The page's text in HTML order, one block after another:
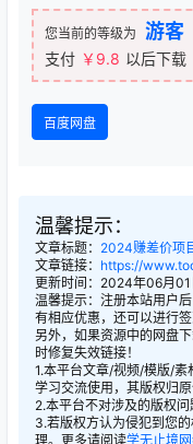
您当前的等级为 游客
支付 ￥9.8 以后下载
百度网盘
温馨提示：
文章标题： 2024赚差价项
文章链接： https://
更新时间：2024年06月01
温馨提示：注册本站用户
有相应优惠，还可以进行签
另外，如果资源中的网盘
时修复失效链接！
1.本平台文章/视频/模版/
学习交流使用，其版权归原
2.本平台不对涉及的版权问
3.若版权方认为侵犯到您
理。更多请阅读学无止境